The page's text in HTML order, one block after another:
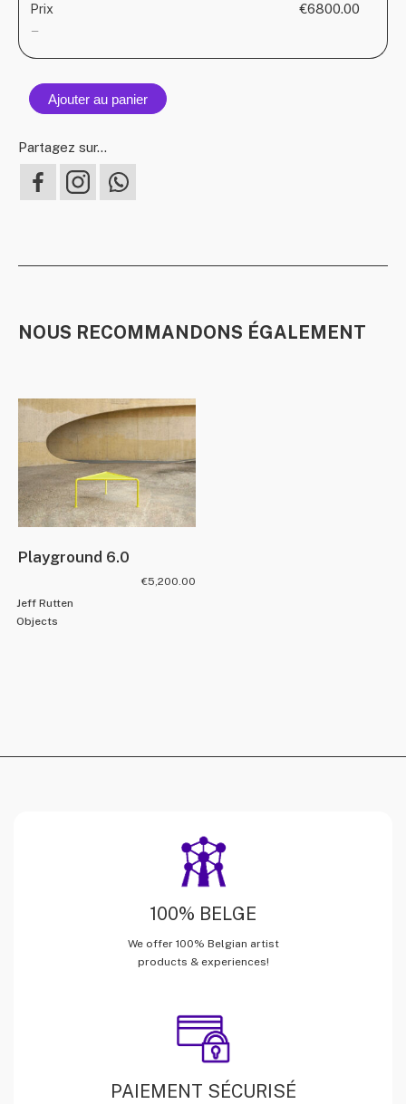
Prix
—
€6800.00
Ajouter au panier
Partagez sur...
NOUS RECOMMANDONS ÉGALEMENT
Playground 6.0
Jeff Rutten
Objects
€5,200.00
100% BELGE
We offer 100% Belgian artist
products & experiences!
PAIEMENT SÉCURISÉ